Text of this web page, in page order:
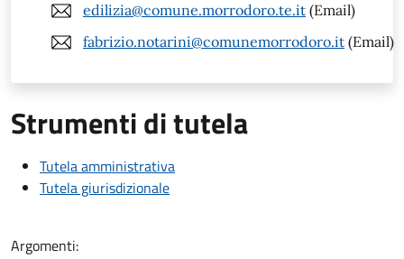
edilizia@comune.morrodoro.te.it (Email)
fabrizio.notarini@comunemorrodoro.it (Email)
Strumenti di tutela
Tutela amministrativa
Tutela giurisdizionale
Argomenti: